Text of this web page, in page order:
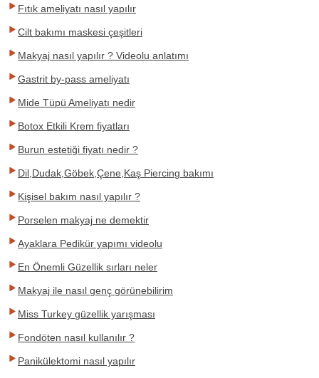
Fıtık ameliyatı nasıl yapılır
Cilt bakımı maskesi çeşitleri
Makyaj nasıl yapılır ? Videolu anlatımı
Gastrit by-pass ameliyatı
Mide Tüpü Ameliyatı nedir
Botox Etkili Krem fiyatları
Burun estetiği fiyatı nedir ?
Dil,Dudak,Göbek,Çene,Kaş Piercing bakımı
Kişisel bakım nasıl yapılır ?
Porselen makyaj ne demektir
Ayaklara Pedikür yapımı videolu
En Önemli Güzellik sırları neler
Makyaj ile nasıl genç görünebilirim
Miss Turkey güzellik yarışması
Fondöten nasıl kullanılır ?
Panikülektomi nasıl yapılır